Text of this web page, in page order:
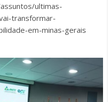
ultimas-
transformar-
em-minas-gerais